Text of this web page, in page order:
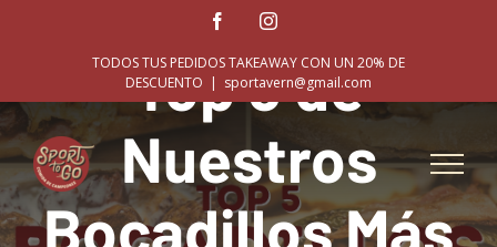
FacebookInstagram
TODOS TUS PEDIDOS TAKEAWAY CON UN 20% DE
DESCUENTO | sportavern@gmail.com
Top 5 de
Nuestros
Bocadillos Más